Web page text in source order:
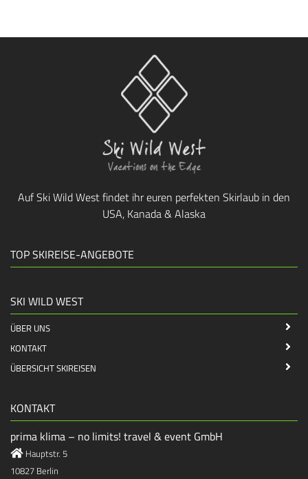
Auf Ski Wild West findet ihr euren perfekten Skirlaub in den
USA, Kanada & Alaska
TOP SKIREISE-ANGEBOTE
SKI WILD WEST
ÜBER UNS
KONTAKT
ÜBERSICHT SKIREISEN
KONTAKT
prima klima – no limits! travel & event GmbH
Hauptstr. 5
10827 Berlin